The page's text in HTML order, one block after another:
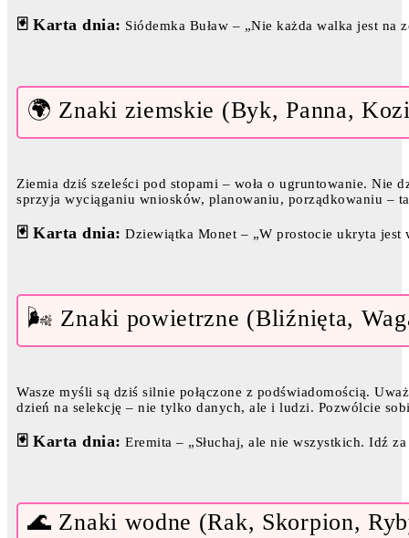
🃏 Karta dnia: Siódemka Buław – „Nie każda walka jest na
🌍 Znaki ziemskie (Byk, Panna,
Ziemia dziś szeleści pod stopami – woła o ugruntowanie. Nie
sprzyja wyciąganiu wniosków, planowaniu, porządkowaniu –
🃏 Karta dnia: Dziewiątka Monet – „W prostocie ukryta jest
🌬️ Znaki powietrzne (Bliźnięta,
Wasze myśli są dziś silnie połączone z podświadomością.
dzień na selekcję – nie tylko danych, ale i ludzi. Pozwólcie
🃏 Karta dnia: Eremita – „Słuchaj, ale nie wszystkich. Idź
🌊 Znaki wodne (Rak, Skorpion,